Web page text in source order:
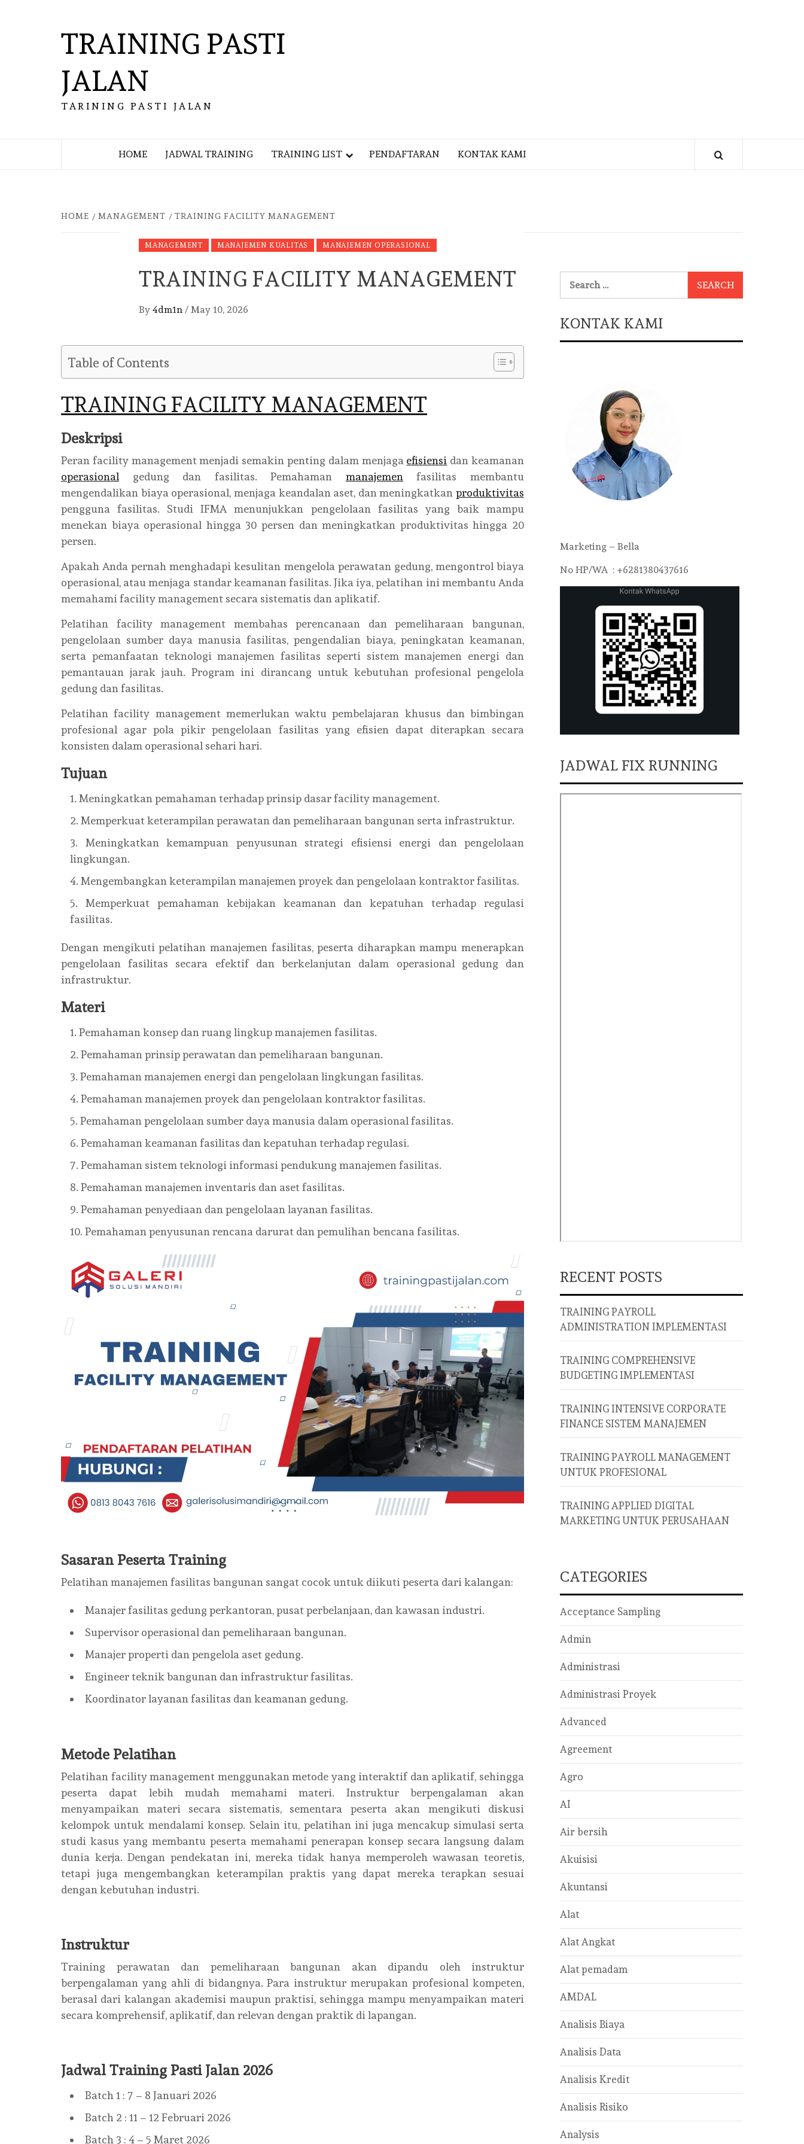
TRAINING PASTI
JALAN
TARINING PASTI JALAN
HOME JADWAL TRAINING TRAINING LIST PENDAFTARAN KONTAK KAMI
HOME MANAGEMENT TRAINING FACILITY MANAGEMENT
MANAGEMENT MANAJEMEN KUALITAS MANAJEMEN OPERASIONAL
TRAINING FACILITY MANAGEMENT
By 4dm1n / May 10, 2026
Table of Contents
TRAINING FACILITY MANAGEMENT
Deskripsi
Peran facility management menjadi semakin penting dalam menjaga efisiensi dan keamanan
operasional gedung dan fasilitas. Pemahaman manajemenfasilitas membantu
mengendalikan biaya operasional, menjaga keandalan aset, dan meningkatkan produktivitas
pengguna fasilitas. Studi IFMA menunjukkan pengelolaan fasilitas yang baik mampu
menekan biaya operasional hingga 30 persen dan meningkatkan produktivitas hingga 20
persen.
Apakah Anda pernah menghadapi kesulitan mengelola perawatan gedung, mengontrol biaya
operasional, atau menjaga standar keamanan fasilitas. Jika iya, pelatihan ini membantu Anda
memahami facility management secara sistematis dan aplikatif.
Pelatihan facility management membahas perencanaan dan pemeliharaan bangunan,
pengelolaan sumber daya manusia fasilitas, pengendalian biaya, peningkatan keamanan,
serta pemanfaatan teknologi manajemen fasilitas seperti sistem manajemen energi dan
pemantauan jarak jauh. Program ini dirancang untuk kebutuhan profesional pengelola
gedung dan fasilitas.
Pelatihan facility management memerlukan waktu pembelajaran khusus dan bimbingan
profesional agar pola pikir pengelolaan fasilitas yang efisien dapat diterapkan secara
konsisten dalam operasional sehari hari.
Tujuan
Meningkatkan pemahaman terhadap prinsip dasar facility management.
Memperkuat keterampilan perawatan dan pemeliharaan bangunan serta infrastruktur.
Meningkatkan kemampuan penyusunan strategi efisiensi energi dan pengelolaan
lingkungan.
Mengembangkan keterampilan manajemen proyek dan pengelolaan kontraktor fasilitas.
Memperkuat pemahaman kebijakan keamanan dan kepatuhan terhadap regulasi
fasilitas.
Dengan mengikuti pelatihan manajemen fasilitas, peserta diharapkan mampu menerapkan
pengelolaan fasilitas secara efektif dan berkelanjutan dalam operasional gedung dan
infrastruktur.
Materi
Pemahaman konsep dan ruang lingkup manajemen fasilitas.
Pemahaman prinsip perawatan dan pemeliharaan bangunan.
Pemahaman manajemen energi dan pengelolaan lingkungan fasilitas.
Pemahaman manajemen proyek dan pengelolaan kontraktor fasilitas.
Pemahaman pengelolaan sumber daya manusia dalam operasional fasilitas.
Pemahaman keamanan fasilitas dan kepatuhan terhadap regulasi.
Pemahaman sistem teknologi informasi pendukung manajemen fasilitas.
Pemahaman manajemen inventaris dan aset fasilitas.
Pemahaman penyediaan dan pengelolaan layanan fasilitas.
Pemahaman penyusunan rencana darurat dan pemulihan bencana fasilitas.
Sasaran Peserta Training
Pelatihan manajemen fasilitas bangunan sangat cocok untuk diikuti peserta dari kalangan:
Manajer fasilitas gedung perkantoran, pusat perbelanjaan, dan kawasan industri.
Supervisor operasional dan pemeliharaan bangunan.
Manajer properti dan pengelola aset gedung.
Engineer teknik bangunan dan infrastruktur fasilitas.
Koordinator layanan fasilitas dan keamanan gedung.
Metode Pelatihan
Pelatihan facility management menggunakan metode yang interaktif dan aplikatif, sehingga
peserta dapat lebih mudah memahami materi. Instruktur berpengalaman akan
menyampaikan materi secara sistematis, sementara peserta akan mengikuti diskusi
kelompok untuk mendalami konsep. Selain itu, pelatihan ini juga mencakup simulasi serta
studi kasus yang membantu peserta memahami penerapan konsep secara langsung dalam
dunia kerja. Dengan pendekatan ini, mereka tidak hanya memperoleh wawasan teoretis,
tetapi juga mengembangkan keterampilan praktis yang dapat mereka terapkan sesuai
dengan kebutuhan industri.
Instruktur
Training perawatan dan pemeliharaan bangunan akan dipandu oleh instruktur
berpengalaman yang ahli di bidangnya. Para instruktur merupakan profesional kompeten,
berasal dari kalangan akademisi maupun praktisi, sehingga mampu menyampaikan materi
secara komprehensif, aplikatif, dan relevan dengan praktik di lapangan.
Jadwal Training Pasti Jalan 2026
Batch 1 : 7 – 8 Januari 2026
Batch 2 : 11 – 12 Februari 2026
Batch 3 : 4 – 5 Maret 2026
for:
KONTAK KAMI
Marketing – Bella
No HP/WA : +6281380437616
JADWAL FIX RUNNING
RECENT POSTS
TRAINING PAYROLL
ADMINISTRATION IMPLEMENTASI
TRAINING COMPREHENSIVE
BUDGETING IMPLEMENTASI
TRAINING INTENSIVE CORPORATE
FINANCE SISTEM MANAJEMEN
TRAINING PAYROLL MANAGEMENT
UNTUK PROFESIONAL
TRAINING APPLIED DIGITAL
MARKETING UNTUK PERUSAHAAN
CATEGORIES
Acceptance Sampling
Admin
Administrasi
Administrasi Proyek
Advanced
Agreement
Agro
AI
Air bersih
Akuisisi
Akuntansi
Alat
Alat Angkat
Alat pemadam
AMDAL
Analisis Biaya
Analisis Data
Analisis Kredit
Analisis Risiko
Analysis